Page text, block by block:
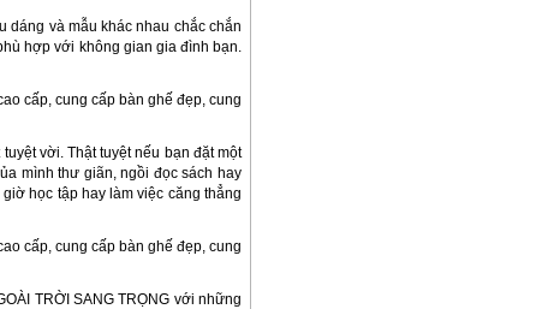
dáng và mẫu khác nhau chắc chắn
hợp với không gian gia đình bạn.
vời. Thật tuyệt nếu bạn đặt một
mình thư giãn, ngồi đọc sách hay
học tập hay làm việc căng thẳng
TRỜI SANG TRỌNG với những